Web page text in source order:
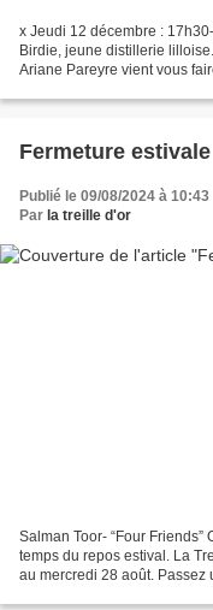
x Jeudi 12 décembre :
Birdie, jeune distillerie
Ariane Pareyre vient vous
Fermeture estivale
Publié le 09/08/2024 à 10:43
Par la treille d'or
Salman Toor- “Four
temps du repos estival. La
au mercredi 28 août. Passez